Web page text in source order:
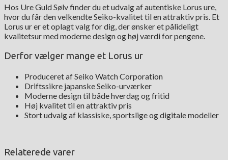
Hos Ure Guld Sølv finder du et udvalg af autentiske Lorus ure,
hvor du får den velkendte Seiko-kvalitet til en attraktiv pris. Et
Lorus ur er et oplagt valg for dig, der ønsker et pålideligt
kvalitetsur med moderne design og høj værdi for pengene.
Derfor vælger mange et Lorus ur
Produceret af Seiko Watch Corporation
Driftssikre japanske Seiko-urværker
Moderne design til både hverdag og fritid
Høj kvalitet til en attraktiv pris
Stort udvalg af klassiske, sportslige og digitale modeller
Relaterede varer